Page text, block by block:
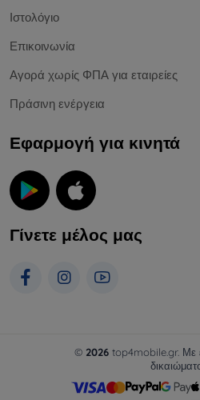
Ιστολόγιο
Επικοινωνία
Αγορά χωρίς ΦΠΑ για εταιρείες
Πράσινη ενέργεια
Εφαρμογή για κινητά
Γίνετε μέλος μας
© 2026top4mobile.gr. Με